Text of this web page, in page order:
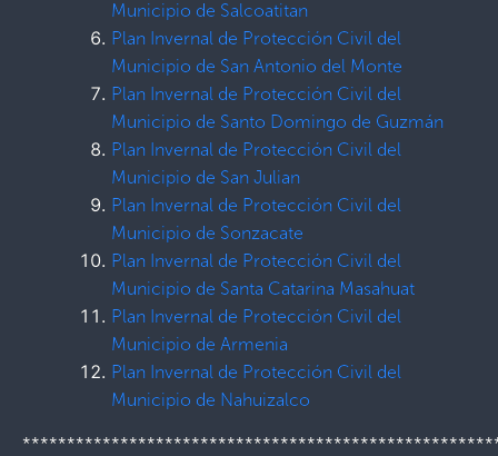
Municipio de Salcoatitan
Plan Invernal de Protección Civil del
Municipio de San Antonio del Monte
Plan Invernal de Protección Civil del
Municipio de Santo Domingo de Guzmán
Plan Invernal de Protección Civil del
Municipio de San Julian
Plan Invernal de Protección Civil del
Municipio de Sonzacate
Plan Invernal de Protección Civil del
Municipio de Santa Catarina Masahuat
Plan Invernal de Protección Civil del
Municipio de Armenia
Plan Invernal de Protección Civil del
Municipio de Nahuizalco